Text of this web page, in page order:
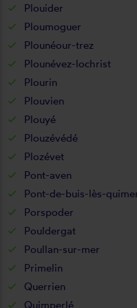
Plouider
Ploumoguer
Plounéour-trez
Plounévez-lochrist
Plourin
Plouvien
Plouyé
Plouzévédé
Plozévet
Pont-aven
Pont-de-buis-lès-
Porspoder
Pouldergat
Poullan-sur-mer
Primelin
Querrien
Quimperlé